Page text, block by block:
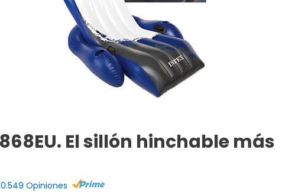
El sillón hinchable más
Opiniones